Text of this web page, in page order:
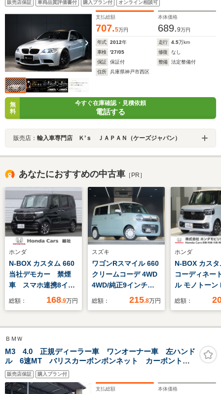
販売店保証 車両品質評価書付 購入プラン付 オンライン相談可
支払総額
707.5万円
本体価格
689.9万円
年式 2012年 走行 4.5万km
車検
'27/05 修復
なし
保証
保証付 整備
法定整備付
住所
兵庫県神戸市西区
無
料
今すぐ在庫確認・見積依頼
電話する
販売店： 輸入車専門店 Ｋ’ｓ ＪＡＰＡＮ（ケーズジャパン）
あなたにおすすめの中古車 ［PR］
ホンダ
N-BOX カスタム 660
当社デモカー 禁煙
車 スマホ連携8イン
チディスプレイオーデ
プティブクルーズコン
トロール 障害物セン
サー 両側電動スライ
ドドア 電子パーキン
グ Bluetooth
総額： 168.9万円
スズキ
ワゴンRスマイル 660
クリームコーデ 4WD
4WD/純正9インチ全
方位モニター付ナビ/
ア/LEDオートライト&
アムUV&IRカットガ
ラス/マイルドハイブ
クルコン
総額： 215.8万円
ホンダ
N-BOX カス
コーディネー
ル モノトー
認定中古車
ー 大画面純
ホンダセン
LEDヘッド
ダー
総額：
ＢＭＷ
M3 4.0 正規ディーラー車 ワンオーナー車 左ハンド
ル 6速MT バリスカーボンボンネット カーボントラ
ンク カーボンGTウィング カーボンリアデュフーザ
ー カーボンカナード 新車取説 保証書 スペアキー
有り
販売店保証 購入プラン付
支払総額 本体価格